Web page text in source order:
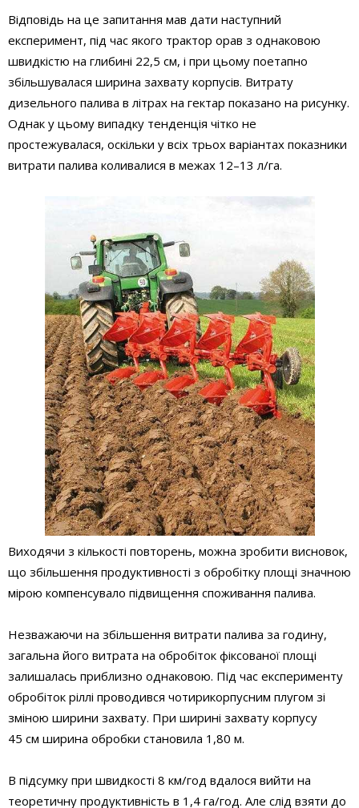
Відповідь на це запитання мав дати наступний
експеримент, під час якого трактор орав з однаковою
швидкістю на глибині 22,5 см, і при цьому поетапно
збільшувалася ширина захвату корпусів. Витрату
дизельного палива в літрах на гектар показано на рисунку.
Однак у цьому випадку тенденція чітко не
простежувалася, оскільки у всіх трьох варіантах показники
витрати палива коливалися в межах 12–13 л/га.
Виходячи з кількості повторень, можна зробити висновок,
що збільшення продуктивності з обробітку площі значною
мірою компенсувало підвищення споживання палива.
Незважаючи на збільшення витрати палива за годину,
загальна його витрата на обробіток фіксованої площі
залишалась приблизно однаковою. Під час експерименту
обробіток ріллі проводився чотирикорпусним плугом зі
зміною ширини захвату. При ширині захвату корпусу
45 см ширина обробки становила 1,80 м.
В підсумку при швидкості 8 км/год вдалося вийти на
теоретичну продуктивність в 1,4 га/год. Але слід взяти до